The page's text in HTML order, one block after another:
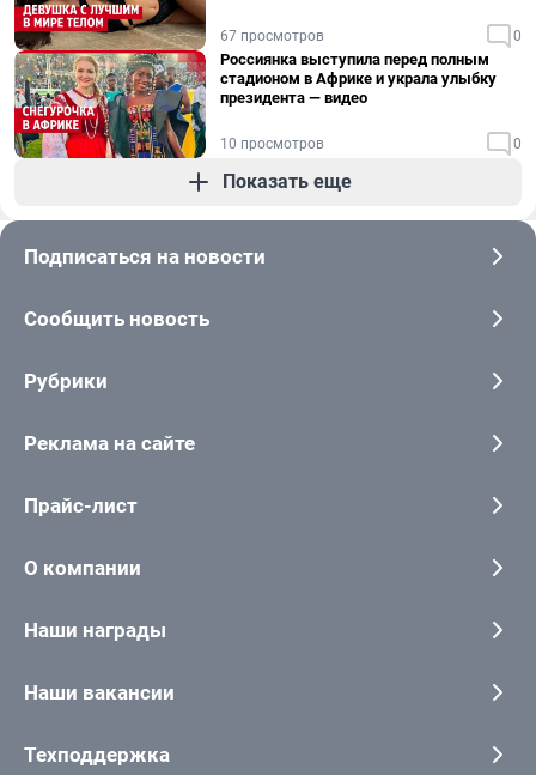
67 просмотров 0
Россиянка выступила перед полным
стадионом в Африке и украла улыбку
президента — видео
10 просмотров 0
Показать еще
Подписаться на новости
Сообщить новость
Рубрики
Реклама на сайте
Прайс-лист
О компании
Наши награды
Наши вакансии
Техподдержка